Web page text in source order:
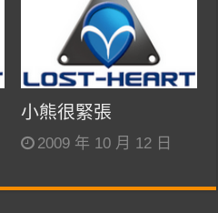
小熊很緊張
2009 年 10 月 12 日